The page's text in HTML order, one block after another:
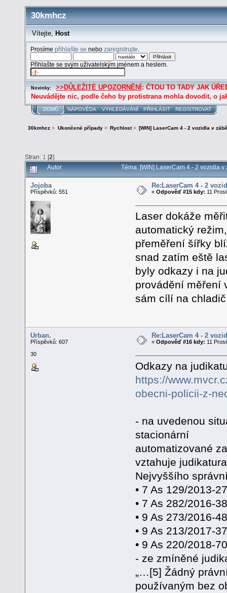
30kmhcz
Vítejte, Host
Prosímepřihlašte se nebozaregistrujte
Přihlašte se svým uživatelským jménem a heslem.
Novinky: >>DŮLEŽITÉ UPOZORNĚNÍ : ČTOU TO TADY JAK
Neuvádějte nic, podle čeho by protistrana mohla dovodit, o
DOMŮ NÁPOVĚDA VYHLEDÁVÁNÍ PŘIHLÁSIT REGISTROVAT
30kmhcz > Ukončené případy> Rychlost> [WIN] LaserCam 4 - 2 vozidla v
Stran: 1 [2]
Autor Téma: [WIN] LaserCam 4 - 2 vozidla
Jojoba
Příspěvků: 551
Re:LaserCam 4 - 2
«Odpověď #15 kdy: 11
Laser dokáže
automatický
přeměření šířky
snad zatím eště
byly odkazy i na
provádění měření
sám cílí na
Urban.
Příspěvků: 607
30
Re:LaserCam 4 - 2
«Odpověď #16 kdy: 11
Odkazy na
https://
obecni-policii-z-
- na uvedenou
stacionární
automatizované
vztahuje judikatura
Nejvyššího
• 7 As 129/2013-
• 7 As 282/2016-
• 9 As 273/2016-
• 9 As 213/2017-
• 9 As 220/2018-
- ze zmíněné
„…[5] Žádný
používaným bez